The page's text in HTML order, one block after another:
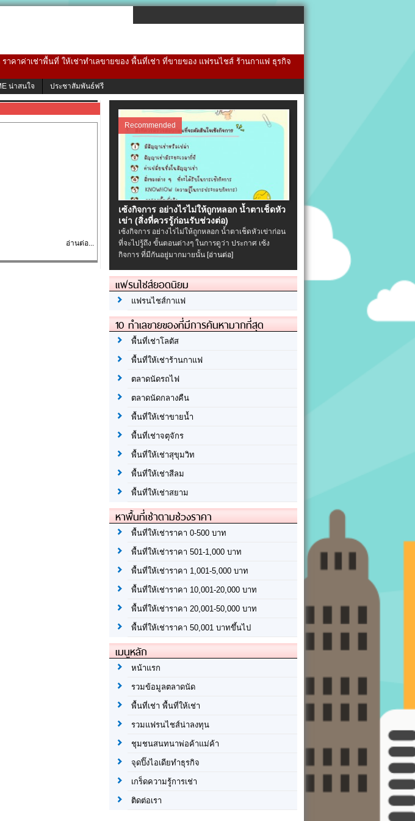
คาค่าเช่าพื้นที่ ให้เช่าทำเลขายของ พื้นที่เช่า ที่ขายของ แฟรนไชส์ ร้านกาแฟ ธุรกิจ
น่าสนใจ ประชาสัมพันธ์ฟรี
อ่านต่อ...
Recommended
เซ้งกิจการ อย่างไรไม่ให้ถูกหลอก น้ำตาเช็ดหัว
เข่า (สิ่งที่ควรรู้ก่อนรับช่วงต่อ)
เซ้งกิจการ อย่างไรไม่ให้ถูกหลอก น้ำตาเช็ดหัวเข่าก่อน
ที่จะไปรู้ถึง ขั้นตอนต่างๆ ในการดูว่า ประกาศ เซ้ง
กิจการ ที่มีกันอยู่มากมายนั้น [อ่านต่อ]
แฟรนไชส์ยอดนิยม
แฟรนไชส์กาแฟ
10 ทำเลขายของที่มีการค้นหามากที่สุด
พื้นที่เช่าโลตัส
พื้นที่ให้เช่าร้านกาแฟ
ตลาดนัดรถไฟ
ตลาดนัดกลางคืน
พื้นที่ให้เช่าขายน้ำ
พื้นที่เช่าจตุจักร
พื้นที่ให้เช่าสุขุมวิท
พื้นที่ให้เช่าสีลม
พื้นที่ให้เช่าสยาม
หาพื้นที่เช่าตามช่วงราคา
พื้นที่ให้เช่าราคา 0-500 บาท
พื้นที่ให้เช่าราคา 501-1,000 บาท
พื้นที่ให้เช่าราคา 1,001-5,000 บาท
พื้นที่ให้เช่าราคา 10,001-20,000 บาท
พื้นที่ให้เช่าราคา 20,001-50,000 บาท
พื้นที่ให้เช่าราคา 50,001 บาทขึ้นไป
เมนูหลัก
หน้าแรก
รวมข้อมูลตลาดนัด
พื้นที่เช่า พื้นที่ให้เช่า
รวมแฟรนไชส์น่าลงทุน
ชุมชนสนทนาพ่อค้าแม่ค้า
จุดปิ๊งไอเดียทำธุรกิจ
เกร็ดความรู้การเช่า
ติดต่อเรา